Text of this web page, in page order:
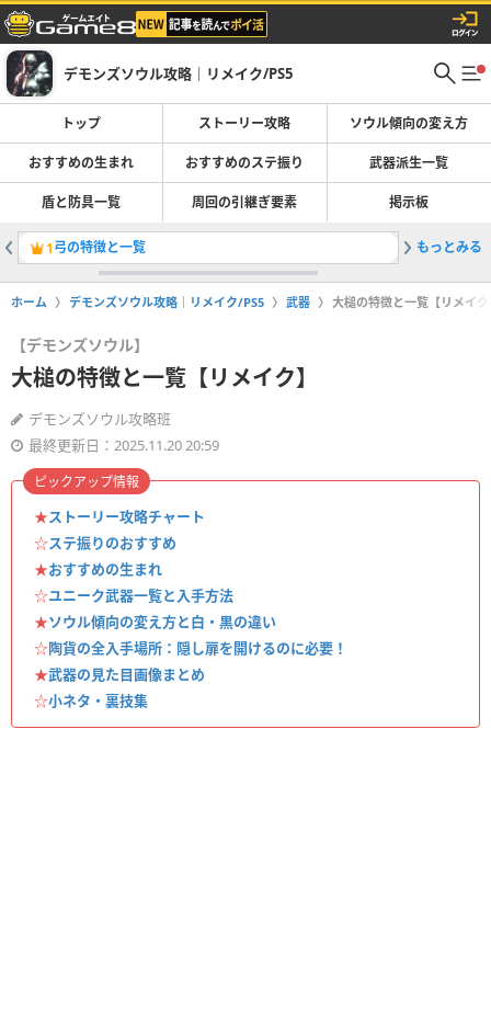
デモンズソウル攻略｜リメイク/PS5
トップ ストーリー攻略 ソウル傾向の変え方
おすすめの生まれ おすすめのステ振り 武器派生一覧
盾と防具一覧 周回の引継ぎ要素 掲示板
1弓の特徴と一覧 2ユニー
もっとみる
ホーム デモンズソウル攻略｜リメイク/PS5 武器 大槌の特徴と一覧【リメイ
【デモンズソウル】
大槌の特徴と一覧【リメイク】
デモンズソウル攻略班
最終更新日：2025.11.20 20:59
★ストーリー攻略チャート
☆ステ振りのおすすめ
★おすすめの生まれ
☆ユニーク武器一覧と入手方法
★ソウル傾向の変え方と白・黒の違い
☆陶貨の全入手場所：隠し扉を開けるのに必要！
★武器の見た目画像まとめ
☆小ネタ・裏技集
ピックアップ情報